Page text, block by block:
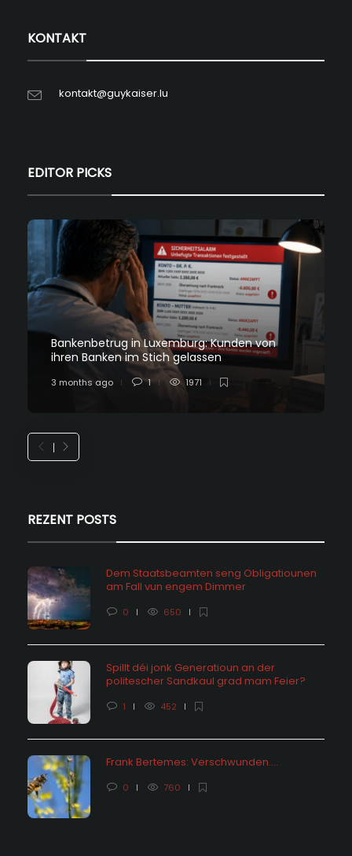
KONTAKT
kontakt@guykaiser.lu
EDITOR PICKS
Bankenbetrug in Luxemburg: Kunden von
ihren Banken im Stich gelassen
3 months ago 1 1971
REZENT POSTS
Dem Staatsbeamten seng Obligatiounen
am Fall vun engem Dimmer
0 650
Spillt déi jonk Generatioun an der
politescher Sandkaul grad mam Feier?
1 452
Frank Bertemes: Verschwunden….
0 760